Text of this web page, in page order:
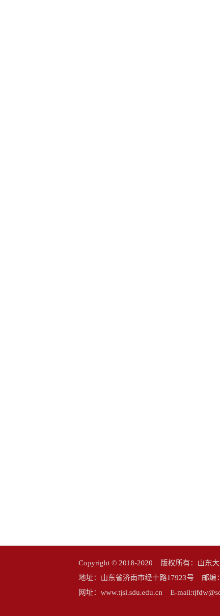
Copyright © 2018-2020 版权所有：山东
地址：山东省济南市经十路17923号 邮
网址：www.tjsl.sdu.edu.cn E-